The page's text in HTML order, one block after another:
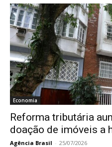
Economia
Reforma tributária
doação de imóveis a
Agência Brasil - 25/07/2026